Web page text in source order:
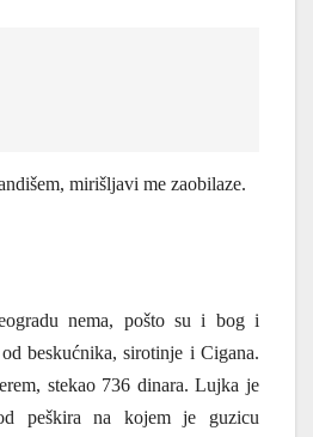
mirišljavi me zaobilaze.
nema, pošto su i bog i
beskućnika, sirotinje i Cigana.
stekao 736 dinara. Lujka je
peškira na kojem je guzicu